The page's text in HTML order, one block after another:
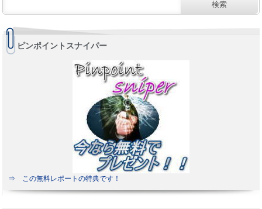
ピンポイントスナイパー
⇒ この無料レポートの特典です！